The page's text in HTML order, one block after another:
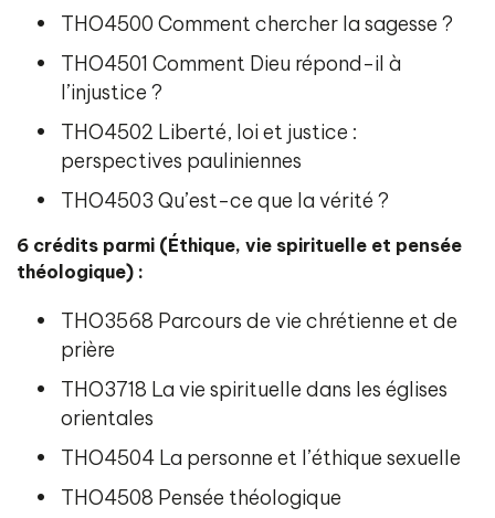
THO4500 Comment chercher la sagesse ?
THO4501 Comment Dieu répond-il à
l’injustice ?
THO4502 Liberté, loi et justice :
perspectives pauliniennes
THO4503 Qu’est-ce que la vérité ?
6 crédits parmi (Éthique, vie spirituelle et pensée
théologique) :
THO3568 Parcours de vie chrétienne et de
prière
THO3718 La vie spirituelle dans les églises
orientales
THO4504 La personne et l’éthique sexuelle
THO4508 Pensée théologique